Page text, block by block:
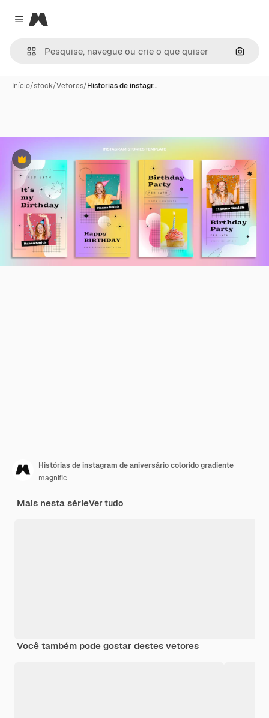
Close menu
Magnific
Início/stock/Vetores/Histórias de instagr…
Premium
Histórias de instagram de aniversário colorido gradiente
magnific
Mais nesta sérieVer tudo
Você também pode gostar destes vetores